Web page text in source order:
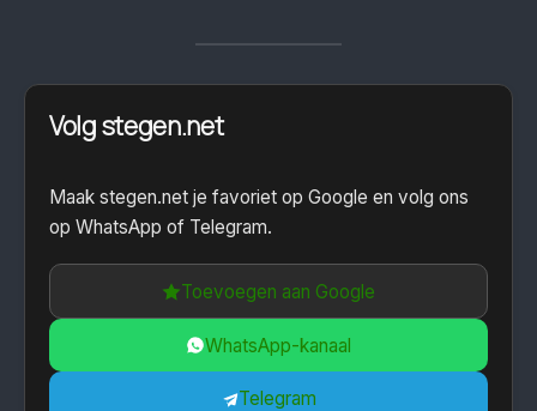
Volg stegen.net
Maak stegen.net je favoriet op Google en volg ons
op WhatsApp of Telegram.
Toevoegen aan Google
WhatsApp-kanaal
Telegram